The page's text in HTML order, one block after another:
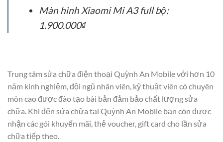
Màn hình Xiaomi Mi A3 full bộ:
1.900.000₫
Trung tâm sửa chữa điện thoại Quỳnh An Mobile với hơn 10
năm kinh nghiệm, đội ngũ nhân viên, kỹ thuật viên có chuyên
môn cao được đào tạo bài bản đảm bảo chất lượng sửa
chữa. Khi đến sửa chữa tại Quỳnh An Mobile bạn còn được
nhận các gói khuyến mãi, thẻ voucher, gift card cho lần sửa
chữa tiếp theo.